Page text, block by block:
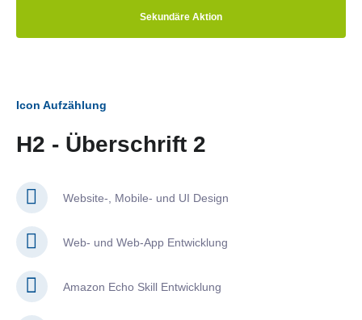
Sekundäre Aktion
Icon Aufzählung
H2 - Überschrift 2
Website-, Mobile- und UI Design
Web- und Web-App Entwicklung
Amazon Echo Skill Entwicklung